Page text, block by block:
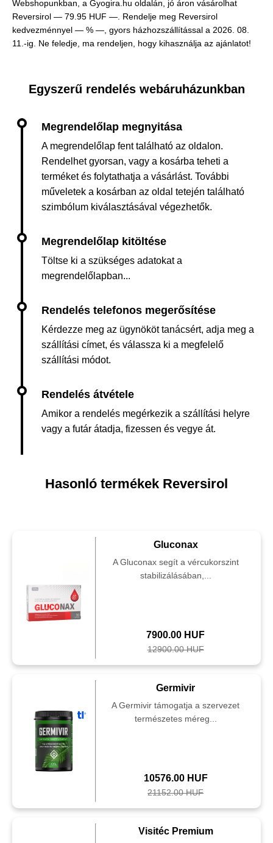
Webshopunkban, a Gyogira.hu oldalán, jó áron vásárolhat
Reversirol — 79.95 HUF — . Rendelje meg Reversirol
kedvezménnyel — % —, gyors házhozszállítással a 2026. 08.
11.-ig. Ne feledje, ma rendeljen, hogy kihasználja az ajánlatot!
Egyszerű rendelés webáruházunkban
A megrendelőlap fent található az oldalon.
Rendelhet gyorsan, vagy a kosárba teheti a
terméket és folytathatja a vásárlást. További
műveletek a kosárban az oldal tetején található
szimbólum kiválasztásával végezhetők.
Töltse ki a szükséges adatokat a
megrendelőlapban...
Kérdezze meg az ügynököt tanácsért, adja meg a
szállítási címet, és válassza ki a megfelelő
szállítási módot.
Amikor a rendelés megérkezik a szállítási helyre
vagy a futár átadja, fizessen és vegye át.
Hasonló termékek Reversirol
Gluconax
A Gluconax segít a vércukorszint
stabilizálásában,...
7900.00 HUF
12900.00 HUF
Germivir
A Germivir támogatja a szervezet
természetes méreg...
10576.00 HUF
21152.00 HUF
Visitéc Premium